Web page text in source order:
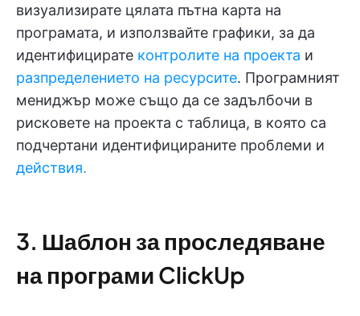
визуализирате цялата пътна карта на
програмата, и използвайте графики, за да
идентифицирате контролите на проекта и
разпределението на ресурсите. Програмният
мениджър може също да се задълбочи в
рисковете на проекта с таблица, в която са
подчертани идентифицираните проблеми и
действия.
3. Шаблон за проследяване
на програми ClickUp